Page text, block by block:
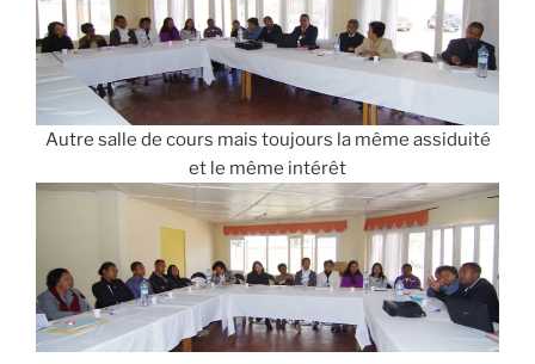
Autre salle de cours mais toujours la même assiduité
et le même intérêt